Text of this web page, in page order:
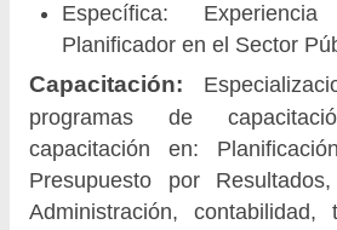
Específica:
Planificador en el Sector
Capacitación:
programas de
capacitación en:
Presupuesto por
Administración,